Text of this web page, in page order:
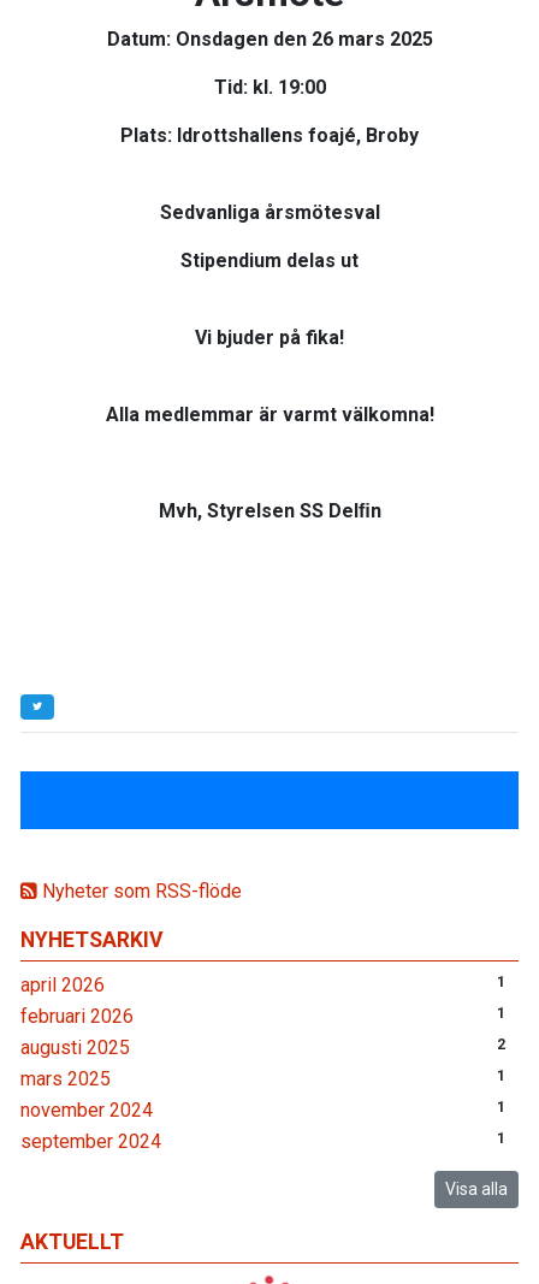
Nyheter som RSS-flöde
NYHETSARKIV
april 2026 1
februari 2026 1
augusti 2025 2
mars 2025 1
november 2024 1
september 2024 1
Visa alla
AKTUELLT
Datum: Onsdagen den 26 mars 2025
Tid: kl. 19:00
Plats: Idrottshallens foajé, Broby
Sedvanliga årsmötesval
Stipendium delas ut
Vi bjuder på fika!
Alla medlemmar är varmt välkomna!
Mvh, Styrelsen SS Delﬁn